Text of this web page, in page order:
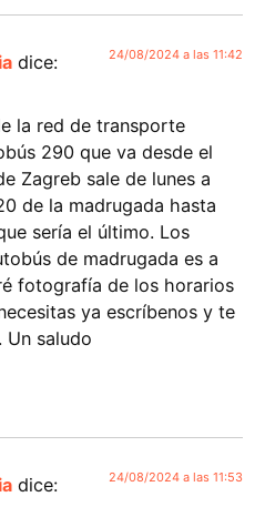
dice: 24/08/2024 a las 11:42
la red de transporte
290 que va desde el
Zagreb sale de lunes a
de la madrugada hasta
sería el último. Los
de madrugada es a
fotografía de los horarios
ya escríbenos y te
Un saludo
dice: 24/08/2024 a las 11:53